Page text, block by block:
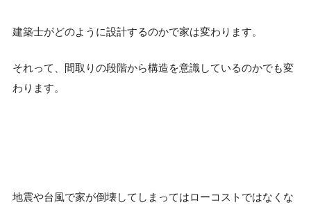
建築士がどのように設計するのかで家は変わります。
それって、間取りの段階から構造を意識しているのかでも変
わります。
地震や台風で家が倒壊してしまってはローコストではなくな